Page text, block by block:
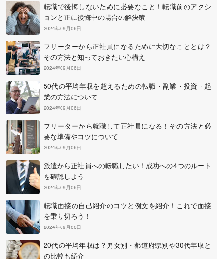
転職で後悔しないために必要なこと！転職前のアクシ
ョンと正に後悔中の場合の解決策
2024年09月06日
フリーターから正社員になるために大切なこととは？
その方法と知っておきたい心構え
2024年09月06日
50代の平均年収を超えるための転職・副業・投資・起
業の方法について
2024年09月06日
フリーターから就職して正社員になる！その方法と必
要な準備やコツについて
2024年09月06日
派遣から正社員への転職したい！成功への4つのルート
を確認しよう
2024年09月06日
転職面接の自己紹介のコツと例文を紹介！これで面接
を乗り切ろう！
2024年09月06日
20代の平均年収は？男女別・都道府県別や30代年収と
の比較も紹介